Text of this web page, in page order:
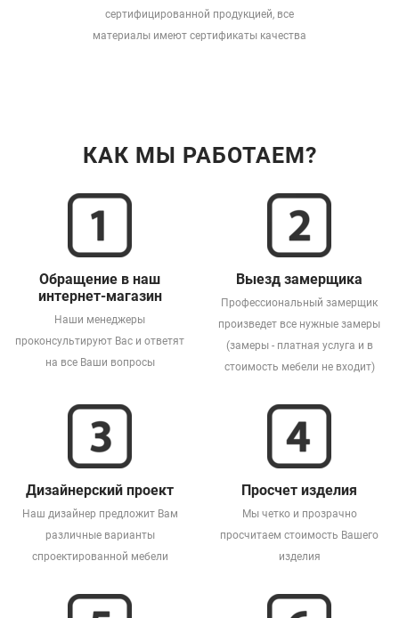
сертифицированной продукцией, все
материалы имеют сертификаты качества
КАК МЫ РАБОТАЕМ?
Обращение в наш
интернет-магазин
Наши менеджеры
проконсультируют Вас и ответят
на все Ваши вопросы
Выезд замерщика
Профессиональный замерщик
произведет все нужные замеры
(замеры - платная услуга и в
стоимость мебели не входит)
Дизайнерский проект
Наш дизайнер предложит Вам
различные варианты
спроектированной мебели
Просчет изделия
Мы четко и прозрачно
просчитаем стоимость Вашего
изделия